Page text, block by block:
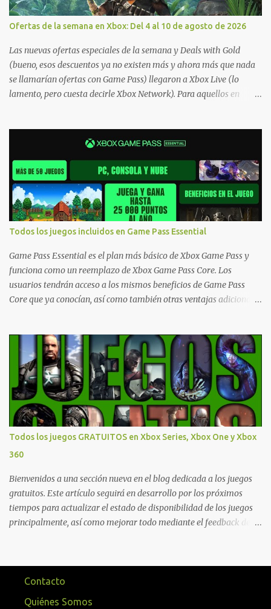
Ofertas de la semana en Xbox: Del 4 al 10 de agosto de 2026
Las nuevas ofertas especiales de la semana y Deals with Gold
(bueno, esos descuentos ya no existen más y ahora más que nada
se llamarían ofertas con Game Pass) llegaron a Xbox Live (lo
lamento, pero cuesta decirle Xbox Network). Para aquellos en
jugarlos y mantener un progreso compartido en Windows PC y
Xbox, y tenemos un listado de juegos compatibles por acá . ¿Aún
necesitas una mano con las compras? Tenemos un tutorial extenso
o en vídeo para que se quiten todas las dudas generales de cómo
hacer compras en Xbox . Podes consultar un listado más completo
de promociones desde xbox.com. El post puede tener
actualizaciones regulares o cambios ante cualquier error. Ofertas
- Argentina Ofertas - Chile Ofertas - Colombia Ofertas - México
Ofertas - Estados Unidos Ofertas - España Todas las ofertas de
Xbox One también aplican a Xbox Series, a excepción de los jue...
Todos los juegos incluidos en Game Pass Essential
Game Pass Essential es el plan más básico de Xbox Game Pass y
funciona como un reemplazo de Xbox Game Pass Core. Los
usuarios tendrán acceso a los mismos beneficios de Game Pass
Core que ya conocían, así como también otras ventajas adicionales
que están en Xbox y PC, que van desde skins, desbloqueo de
personajes, paquetes de armas hasta emotes, monedas virtuales y
más para diferentes títulos. Todas estas ventajas se pueden
reclamar desde la sección de Game Pass o en tu aplicación de Xbox
yendo directamente a la pestaña de Game Pass. Essential también
ahora sumará el acceso a la Nube de Xbox, el cual nos permitite
jugar una pequeña porción de los juegos de la suscripción
mediante xCloud y más de 600 juegos compatibles si es que los
compramos previamente (con más títulos en camino a ser
compatibles con la función Transmite tu Propios Juegos). Pueden
leer más...
Todos los juegos GRATUITOS en Xbox Series, Xbox One y Xbox
360
Bienvenidos a una sección nueva en el blog dedicada a los juegos
gratuitos. Este artículo seguirá en desarrollo por los próximos
tiempos para actualizar el estado de disponibilidad de los juegos
principalmente, así como mejorar todo mediante el feedback de
ofrecen contenidos limitados o no se encuentran en algunas
regiones de América Latina. Podremos ver una lista más
desarrollada, con vídeos o una descripción de los juegos
Contacto
Quiénes Somos